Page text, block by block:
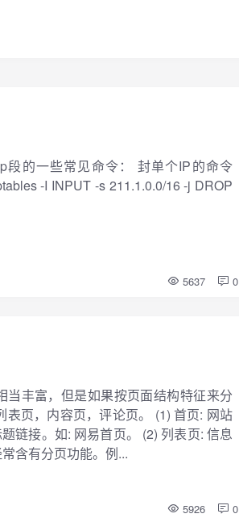
段的一些常见命令： 封单个IP的命令
-I INPUT -s 211.1.0.0/16 -j DROP
5637 0
丰富，但是如果按页面结构特征来分
页，内容页，评论页。 (1) 首页: 网站
链接。如: 网易首页。 (2) 列表页: 信息
含有分页功能。例...
5926 0